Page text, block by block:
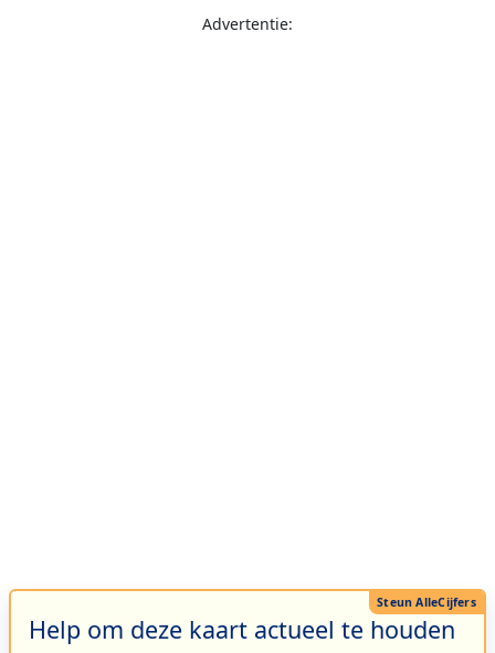
Advertentie:
Help om deze kaart actueel te houden